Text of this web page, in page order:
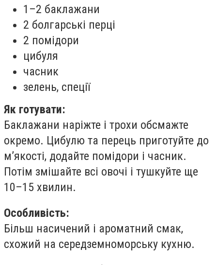
1–2 баклажани
2 болгарські перці
2 помідори
цибуля
часник
зелень, спеції
Як готувати:
Баклажани наріжте і трохи обсмажте
окремо. Цибулю та перець приготуйте до
м’якості, додайте помідори і часник.
Потім змішайте всі овочі і тушкуйте ще
10–15 хвилин.
Особливість:
Більш насичений і ароматний смак,
схожий на середземноморську кухню.